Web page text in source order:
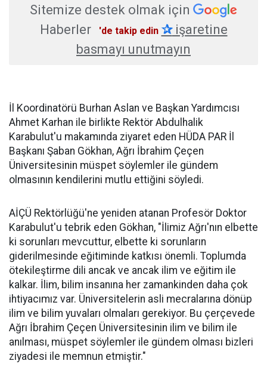
Sitemize destek olmak için
Haberler
'de takip edin ✰işaretine
basmayı unutmayın
İl Koordinatörü Burhan Aslan ve Başkan Yardımcısı
Ahmet Karhan ile birlikte Rektör Abdulhalik
Karabulut'u makamında ziyaret eden HÜDA PAR İl
Başkanı Şaban Gökhan, Ağrı İbrahim Çeçen
Üniversitesinin müspet söylemler ile gündem
olmasının kendilerini mutlu ettiğini söyledi.
AİÇÜ Rektörlüğü'ne yeniden atanan Profesör Doktor
Karabulut'u tebrik eden Gökhan, "İlimiz Ağrı'nın elbette
ki sorunları mevcuttur, elbette ki sorunların
giderilmesinde eğitiminde katkısı önemli. Toplumda
ötekileştirme dili ancak ve ancak ilim ve eğitim ile
kalkar. İlim, bilim insanına her zamankinden daha çok
ihtiyacımız var. Üniversitelerin asli mecralarına dönüp
ilim ve bilim yuvaları olmaları gerekiyor. Bu çerçevede
Ağrı İbrahim Çeçen Üniversitesinin ilim ve bilim ile
anılması, müspet söylemler ile gündem olması bizleri
ziyadesi ile memnun etmiştir."